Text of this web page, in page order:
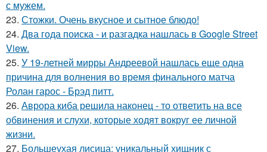
с мужем.
23. Стожки. Очень вкусное и сытное блюдо!
24. Два года поиска - и разгадка нашлась в Google Street
View.
25. У 19-летней мирры Андреевой нашлась еще одна
причина для волнения во время финального матча
Ролан гарос - Брэд питт.
26. Аврора киба решила наконец - то ответить на все
обвинения и слухи, которые ходят вокруг ее личной
жизни.
27. Большеухая лисица: уникальный хищник с